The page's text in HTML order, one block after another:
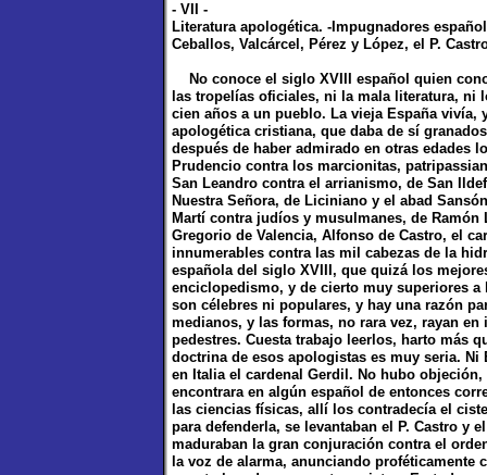
- VII -
Literatura apologética. -Impugnadores
Ceballos, Valcárcel, Pérez y López, el P.
No conoce el siglo XVIII español quien
las tropelías oficiales, ni la mala literatura, ni
cien años a un pueblo. La vieja España
apologética cristiana, que daba de sí
después de haber admirado en otras edades
Prudencio contra los marcionitas,
San Leandro contra el arrianismo, de San
Nuestra Señora, de Liciniano y el abad
Martí contra judíos y musulmanes, de
Gregorio de Valencia, Alfonso de Castro, el
innumerables contra las mil cabezas de la
española del siglo XVIII, que quizá los
enciclopedismo, y de cierto muy superiores
son célebres ni populares, y hay una razón
medianos, y las formas, no rara vez, rayan
pedestres. Cuesta trabajo leerlos, harto más
doctrina de esos apologistas es muy seria.
en Italia el cardenal Gerdil. No hubo
encontrara en algún español de entonces
las ciencias físicas, allí los contradecía el
para defenderla, se levantaban el P. Castro y
maduraban la gran conjuración contra el
la voz de alarma, anunciando